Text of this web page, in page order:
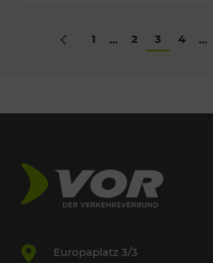
Zurück
1 ... 2 3 4 ...
Europaplatz 3/3